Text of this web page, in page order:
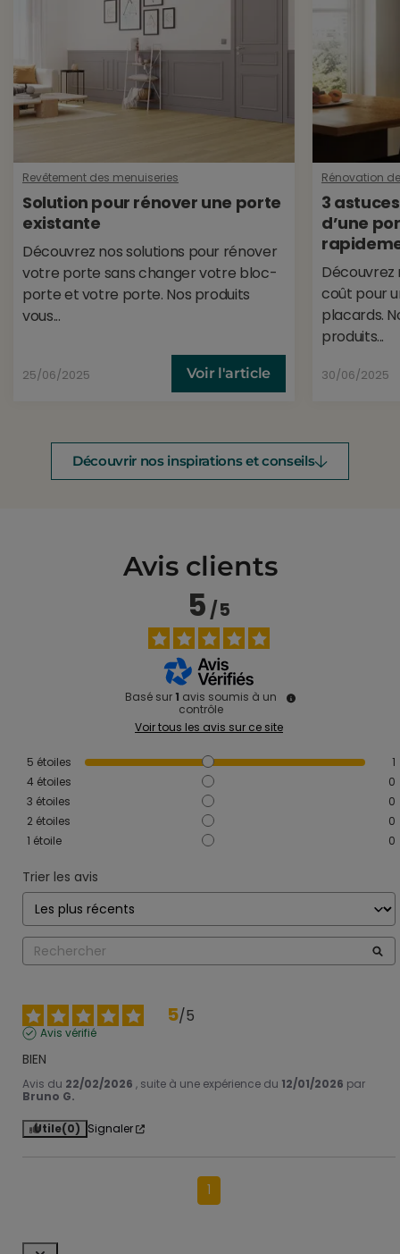
Revêtement des menuiseries
Solution pour rénover une porte
existante
Découvrez nos solutions pour rénover
votre porte sans changer votre bloc-
porte et votre porte. Nos produits
vous...
25/06/2025 Voir l'article
Rénovation
3
d’une
Découvrez
coût pour
placards.
produits...
30/06/2025
Découvrir nos inspirations et conseils
Avis clients
5/5
Basé sur 1 avis soumis à un
contrôle
Voir tous les avis sur ce site
5 étoiles
1
4 étoiles
0
3 étoiles
0
2 étoiles
0
1 étoile 0
Trier les avis
5/5
Avis vérifié
BIEN
Avis du 22/02/2026 , suite à une expérience du 12/01/2026 par
Bruno G.
Utile(0) Signaler
1